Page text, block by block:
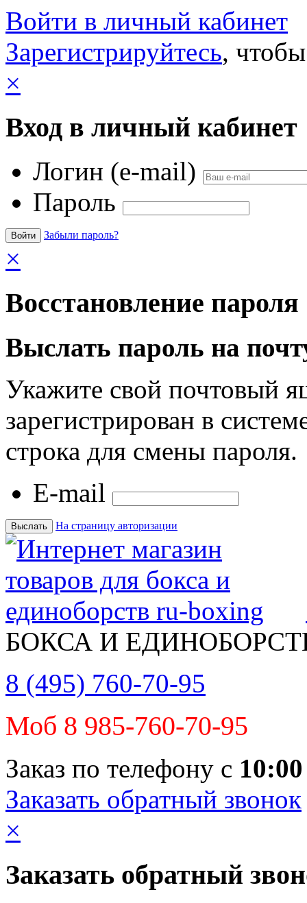
Войти в личный кабинет
Зарегистрируйтесь,
×
Вход в личный кабинет
Логин (e-mail)
Пароль
Забыли пароль?
×
Восстановление пароля
Выслать пароль на
Укажите свой почтовый
зарегистрирован в
строка для смены пароля.
E-mail
На страницу авторизации
БОКСА И
8 (495) 760-70-95
Моб 8 985-760-70-95
Заказ по телефону с 10:00
Заказать обратный звонок
×
Заказать обратный